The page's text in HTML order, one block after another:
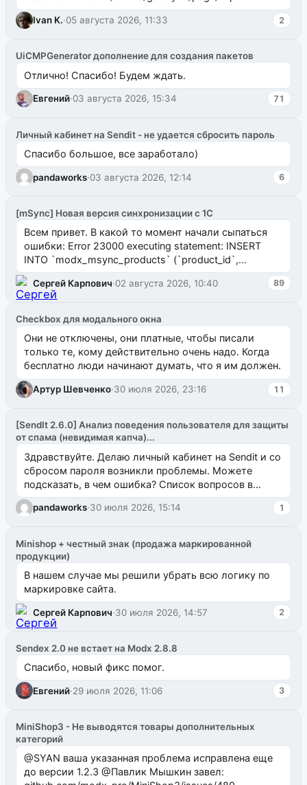
ms2galleryphp
Ivan K.·05 августа 2026, 11:33 2
UiCMPGenerator дополнение для создания пакетов
Отлично! Спасибо! Будем ждать.
Евгений·03 августа 2026, 15:34 71
Личный кабинет на Sendit - не удается сбросить пароль
Спасибо большое, все заработало)
pandaworks·03 августа 2026, 12:14 6
[mSync] Новая версия синхронизации с 1С
Всем привет. В какой то момент начали сыпаться
ошибки: Error 23000 executing statement: INSERT
INTO `modx_msync_products` (`product_id`,
`uuid_1c`) VALUES ...
Сергей Карпович·02 августа 2026, 10:40 89
Checkbox для модального окна
Они не отключены, они платные, чтобы писали
только те, кому действительно очень надо. Когда
бесплатно люди начинают думать, что я им должен.
Артур Шевченко·30 июля 2026, 23:16 11
[SendIt 2.6.0] Анализ поведения пользователя для защиты
от спама (невидимая капча)...
Здравствуйте. Делаю личный кабинет на Sendit и со
сбросом пароля возникли проблемы. Можете
подсказать, в чем ошибка? Список вопросов в
одноименном разделе на modx.pro пока пуст, и,...
pandaworks·30 июля 2026, 15:14 1
Minishop + честный знак (продажа маркированной
продукции)
В нашем случае мы решили убрать всю логику по
маркировке сайта.
Сергей Карпович·30 июля 2026, 14:57 2
Sendex 2.0 не встает на Modx 2.8.8
Спасибо, новый фикс помог.
Евгений·29 июля 2026, 11:06 3
MiniShop3 - Не выводятся товары дополнительных
категорий
@SYAN ваша указанная проблема исправлена еще
до версии 1.2.3 @Павлик Мышкин завел: